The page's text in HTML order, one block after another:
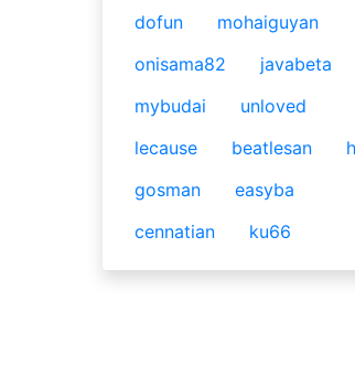
dofun
mohaiguyan
onisama82
javabeta
mybudai
unloved
lecause
beatlesan
gosman
easyba
cennatian
ku66